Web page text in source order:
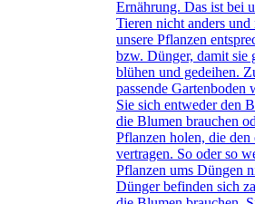
Ernährung. Das ist bei
Tieren nicht anders
unsere Pflanzen
bzw. Dünger, damit sie
blühen und gedeihen.
passende Gartenboden
Sie sich entweder den
die Blumen brauchen
Pflanzen holen, die den
vertragen. So oder so
Pflanzen ums Düngen
Dünger befinden sich